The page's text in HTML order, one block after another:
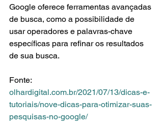
Google oferece ferramentas avançadas
de busca, como a possibilidade de
usar operadores e palavras-chave
específicas para refinar os resultados
de sua busca.
Fonte:
olhardigital.com.br/2021/07/13/dicas-e-
tutoriais/nove-dicas-para-otimizar-suas-
pesquisas-no-google/